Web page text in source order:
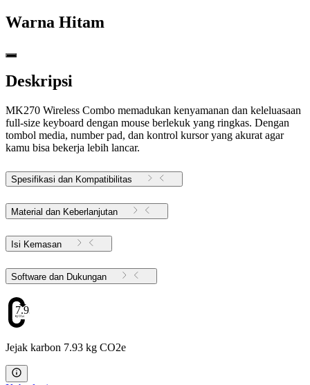
Warna Hitam
Deskripsi
MK270 Wireless Combo memadukan kenyamanan dan keleluasaan
full-size keyboard dengan mouse berlekuk yang ringkas. Dengan
tombol media, number pad, dan kontrol kursor yang akurat agar
kamu bisa bekerja lebih lancar.
Spesifikasi dan Kompatibilitas
Material dan Keberlanjutan
Isi Kemasan
Software dan Dukungan
7.93
Jejak karbon 7.93 kg CO2e